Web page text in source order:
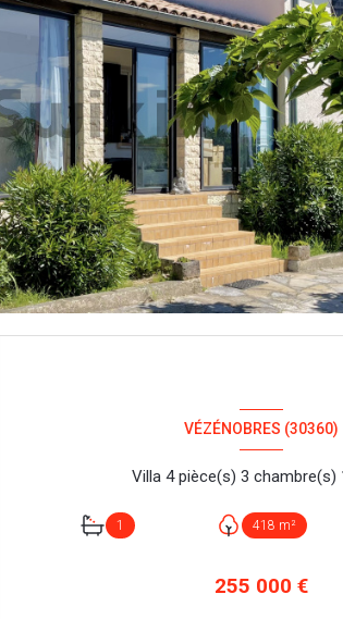
VÉZÉNOBRES (30360)
1 418 m²
255 000 €